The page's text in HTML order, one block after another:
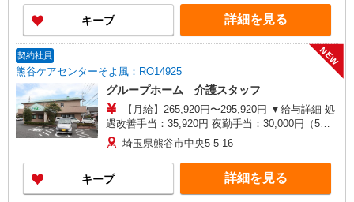
ヶ月)は支給なし
キープ 詳細を見る
契約社員
熊谷ケアセンターそよ風：RO14925
NEW
グループホーム 介護スタッフ
【月給】265,920円〜295,920円 ▼給与詳細 処
遇改善手当：35,920円 夜勤手当：30,000円（5回
分） ※6回目以降は1回6,000円支給 ▼下記別途支
給 通勤手当 年末年始手当：380円/時 寸志あり：
年2回（6月・12月） ※業績による 特別報酬：平
均26.6万円（最高額109万円） ※2025年6月支給実
績 ※処遇改善手当は試用期間中(3ヶ月)は支給なし
埼玉県熊谷市中央5-5-16
キープ 詳細を見る